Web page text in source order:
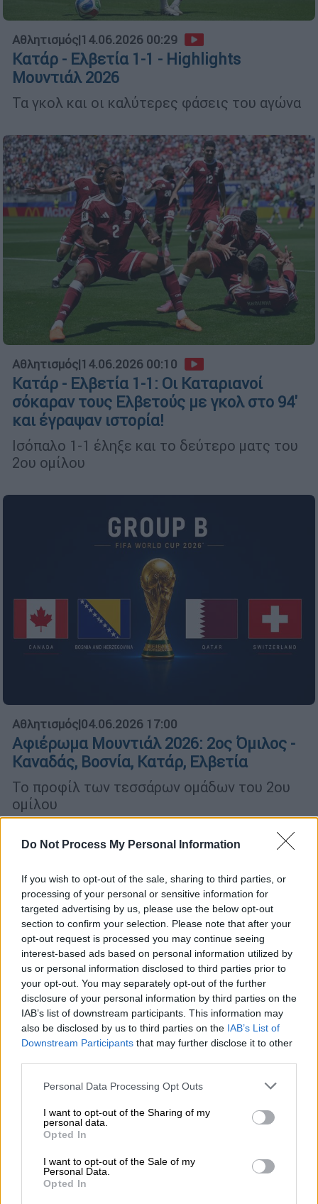
Do Not Process My Personal Information
If you wish to opt-out of the sale, sharing to third parties, or
processing of your personal or sensitive information for
targeted advertising by us, please use the below opt-out
section to confirm your selection. Please note that after your
opt-out request is processed you may continue seeing
interest-based ads based on personal information utilized by
us or personal information disclosed to third parties prior to
your opt-out. You may separately opt-out of the further
disclosure of your personal information by third parties on the
IAB’s list of downstream participants. This information may
also be disclosed by us to third parties on the IAB’s List of
Downstream Participants that may further disclose it to other
Please note that this website/app uses one or more Google
not limited to your visit or usage behaviour. You may click to
grant or deny consent to Google and its third-party tags to
use your data for below specified purposes in below Google
consent section.
Personal Data Processing Opt Outs
I want to opt-out of the Sharing of my
personal data.
Opted In
I want to opt-out of the Sale of my
Personal Data.
Opted In
Αθλητισμός|14.06.2026 00:29
Κατάρ - Ελβετία 1-1 - Highlights
Μουντιάλ 2026
Τα γκολ και οι καλύτερες φάσεις του αγώνα
Αθλητισμός|14.06.2026 00:10
Κατάρ - Ελβετία 1-1: Οι Καταριανοί
σόκαραν τους Ελβετούς με γκολ στο 94'
και έγραψαν ιστορία!
Ισόπαλο 1-1 έληξε και το δεύτερο ματς του
2ου ομίλου
Αθλητισμός|04.06.2026 17:00
Αφιέρωμα Μουντιάλ 2026: 2ος Όμιλος -
Καναδάς, Βοσνία, Κατάρ, Ελβετία
Το προφίλ των τεσσάρων ομάδων του 2ου
ομίλου
Αθλητισμός|06.07.2024 21:52
Ψυχάρα η Αγγλία! Έκανε το απόλυτο στα
πέναλτι και πέρασε στα ημιτελικά του
Euro 2024
πέναλτι και πήρε το εισιτήριο για τα
ημιτελικά για δεύτερο σερί Euro